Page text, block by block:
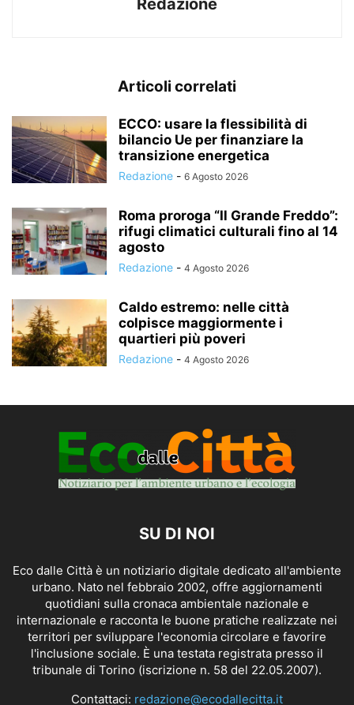
Articoli correlati
ECCO: usare la flessibilità di
bilancio Ue per finanziare la
transizione energetica
Redazione - 6 Agosto 2026
Roma proroga “Il Grande Freddo”:
rifugi climatici culturali fino al 14
agosto
Redazione - 4 Agosto 2026
Caldo estremo: nelle città
colpisce maggiormente i
quartieri più poveri
Redazione - 4 Agosto 2026
SU DI NOI
Eco dalle Città è un notiziario digitale dedicato all'ambiente
urbano. Nato nel febbraio 2002, offre aggiornamenti
quotidiani sulla cronaca ambientale nazionale e
internazionale e racconta le buone pratiche realizzate nei
territori per sviluppare l'economia circolare e favorire
l'inclusione sociale. È una testata registrata presso il
tribunale di Torino (iscrizione n. 58 del 22.05.2007).
Contattaci: redazione@ecodallecitta.it